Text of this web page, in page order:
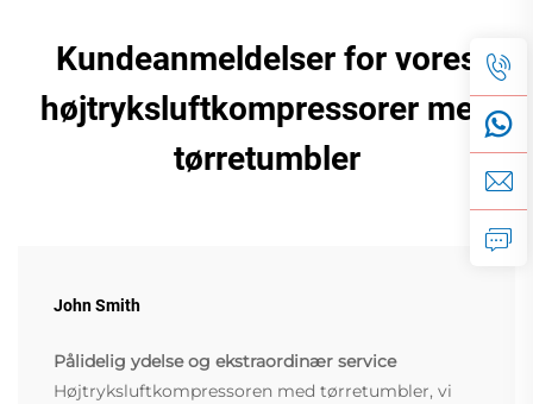
Kundeanmeldelser for vores
højtryksluftkompressorer med
tørretumbler
John Smith
Pålidelig ydelse og ekstraordinær service
Højtryksluftkompressoren med tørretumbler, vi